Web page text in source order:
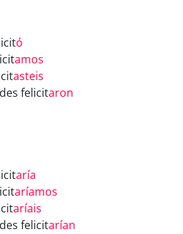
ó
amos
asteis
felicitaron
aría
aríamos
aríais
felicitarían